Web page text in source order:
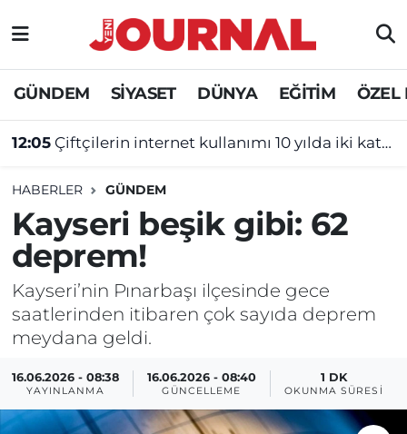
GÜNDEM SİYASET DÜNYA EĞİTİM ÖZEL
12:05 Çiftçilerin internet kullanımı 10 yılda iki katını aştı!
HABERLER GÜNDEM
Kayseri beşik gibi: 62
deprem!
Kayseri’nin Pınarbaşı ilçesinde gece
saatlerinden itibaren çok sayıda deprem
meydana geldi.
16.06.2026 - 08:38
YAYINLANMA
16.06.2026 - 08:40
GÜNCELLEME
1 DK
OKUNMA SÜRESI
GÜNDEM
SİYASET
EĞİTİM
ÖZEL HABER
Nöbetçi Eczaneler
Hava Durumu
Süper Lig Puan Durumu ve Fikstür
Tüm Manşetler
Son Dakika Haberleri
Haber Arşivi